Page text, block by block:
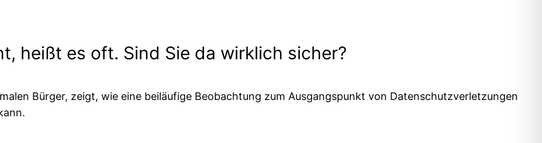
heißt es oft. Sind Sie da wirklich sicher?
Bürger, zeigt, wie eine beiläufige Beobachtung zum Ausgangspunkt von Datenschutzverletzungen